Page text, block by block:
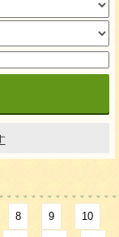
8 9 10